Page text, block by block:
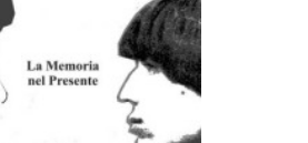
LAMBRETTA
MSM
TSUNAMI